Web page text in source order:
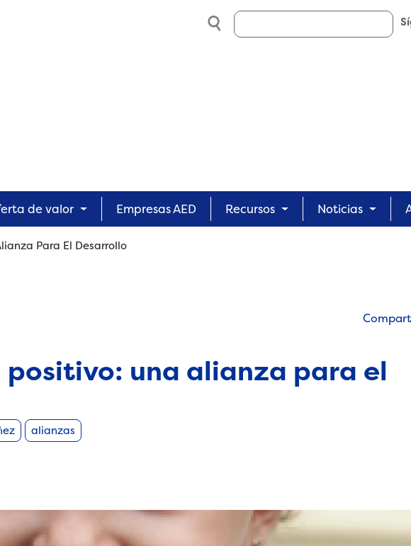
Search
de valor Empresas AED Recursos Noticias
Para El Desarrollo
positivo: una alianza para el
alianzas